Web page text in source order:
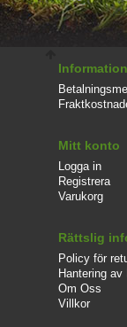
Mitt konto
Logga in
Registrera
Varukorg
Rättslig
Policy för
Hantering av
Om Oss
Villkor